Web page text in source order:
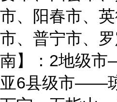
市、阳春市、
市、普宁市、
南】：2地级
亚6县级市——